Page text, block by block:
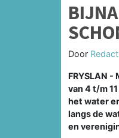
Door
FRYSLAN
van 4 t/m
het water
langs de
en